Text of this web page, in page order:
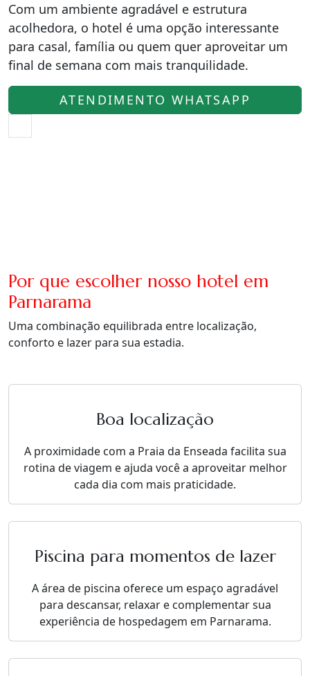
Com um ambiente agradável e estrutura
acolhedora, o hotel é uma opção interessante
para casal, família ou quem quer aproveitar um
final de semana com mais tranquilidade.
ATENDIMENTO WHATSAPP
Por que escolher nosso hotel em
Parnarama
Uma combinação equilibrada entre localização,
conforto e lazer para sua estadia.
Boa localização
A proximidade com a Praia da Enseada facilita sua
rotina de viagem e ajuda você a aproveitar melhor
cada dia com mais praticidade.
Piscina para momentos de lazer
A área de piscina oferece um espaço agradável
para descansar, relaxar e complementar sua
experiência de hospedagem em Parnarama.